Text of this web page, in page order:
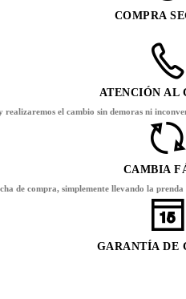
COMPRA
ATENCIÓN AL
el cambio sin demoras ni
CAMBIA
de compra, simplemente llevando la prenda
GARANTÍA DE